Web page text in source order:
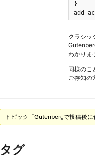
}
クラシッ
わかりま
同様のこ
ご存知の
トピック「Gutenbergで投稿後
タグ